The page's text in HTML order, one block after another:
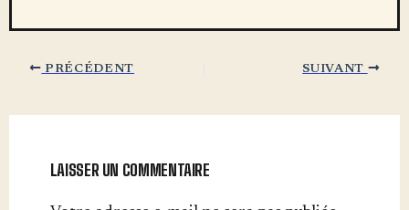
PRÉCÉDENT SUIVANT
LAISSER UN COMMENTAIRE